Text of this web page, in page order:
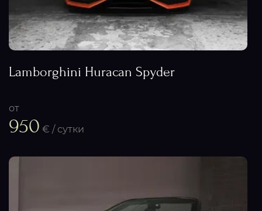
Lamborghini Huracan Spyder
от
950 € / сутки